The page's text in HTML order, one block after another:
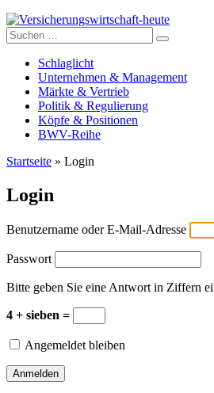
Versicherungswirtschaft-heute
Suche
nach:
Schlaglicht
Unternehmen & Management
Märkte & Vertrieb
Politik & Regulierung
Köpfe & Positionen
BWV-Reihe
Startseite » Login
Login
Benutzername oder E-Mail-Adresse
Passwort
Bitte geben Sie eine Antwort in Ziffern
4 + sieben =
Angemeldet bleiben